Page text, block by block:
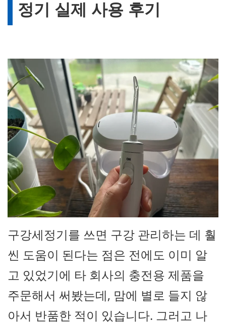
정기 실제 사용 후기
구강세정기를 쓰면 구강 관리하는 데 훨
씬 도움이 된다는 점은 전에도 이미 알
고 있었기에 타 회사의 충전용 제품을
주문해서 써봤는데, 맘에 별로 들지 않
아서 반품한 적이 있습니다. 그러고 나